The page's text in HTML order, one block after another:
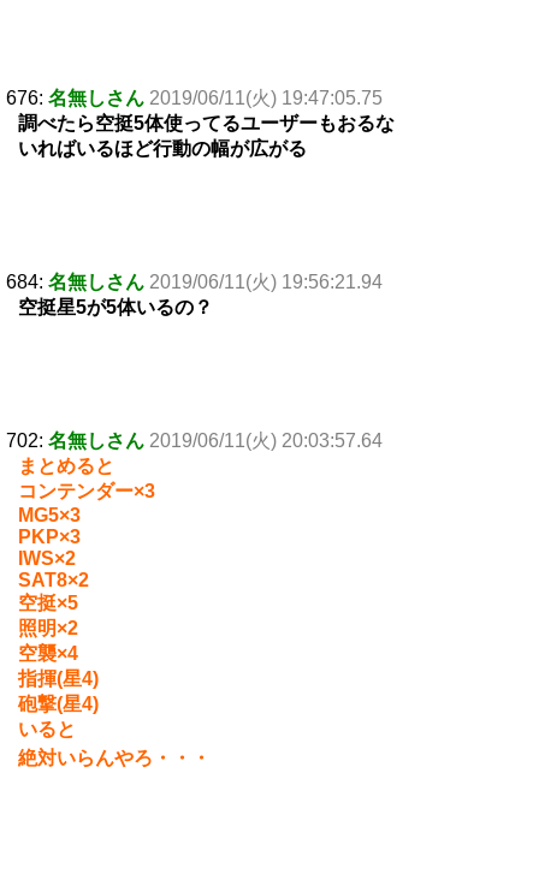
676: 名無しさん 2019/06/11(火) 19:47:05.75
調べたら空挺5体使ってるユーザーもおるな
いればいるほど行動の幅が広がる
684: 名無しさん 2019/06/11(火) 19:56:21.94
空挺星5が5体いるの？
702: 名無しさん 2019/06/11(火) 20:03:57.64
まとめると
コンテンダー×3
MG5×3
PKP×3
IWS×2
SAT8×2
空挺×5
照明×2
空襲×4
指揮(星4)
砲撃(星4)
いると
絶対いらんやろ・・・